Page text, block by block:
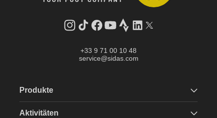
Instagram
TikTokFacebook
YouTube
StravaLinkedInTwitter
+33 9 71 00 10 48
service@sidas.com
Produkte
Aktivitäten